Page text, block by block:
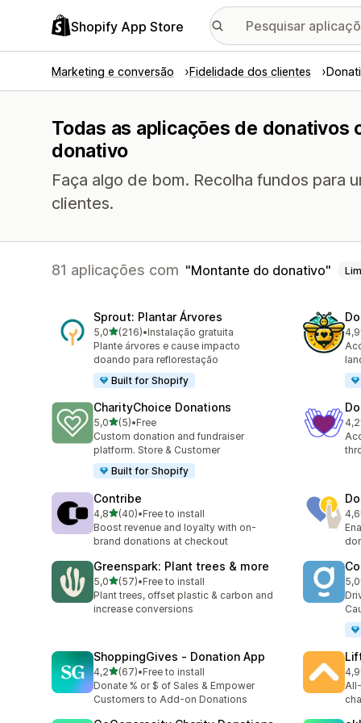
Shopify App Store
Marketing e conversão Fidelidade dos clientes
Todas as aplicações de
donativo
Faça algo de bom. Recolha fundos para
clientes.
81 aplicações com Montante do donativo
Sprout: Plantar Árvores
5,0de 5 estrelas
(216)
216 total de avaliações
•Instalação gratuita
Plante árvores e cause impacto
doando para reflorestação
Built for Shopify
4,9
17
CharityChoice Donations
5,0de 5 estrelas
(5)
5 total de avaliações
•Free
Custom donation and fundraiser
platform. Store & Customer
Built for Shopify
4,2
33
Contribe
4,8de 5 estrelas
(40)
40 total de avaliações
•Free to install
Boost revenue and loyalty with on-
brand donations at checkout
4,6
3
Greenspark: Plant trees & more
5,0de 5 estrelas
(57)
57 total de avaliações
•Free to install
Plant trees, offset plastic & carbon and
increase conversions
5,0
16
ShoppingGives ‑ Donation App
4,2de 5 estrelas
(67)
67 total de avaliações
•Free to install
Donate % or $ of Sales & Empower
Customers to Add-on Donations
4,9
11